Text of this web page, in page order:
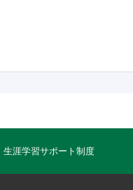
生涯学習サポート制度